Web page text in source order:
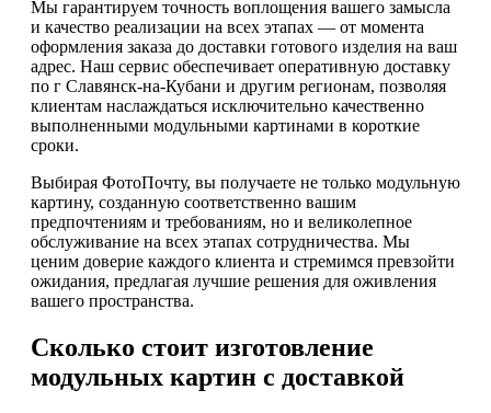
Мы гарантируем точность воплощения вашего замысла
и качество реализации на всех этапах — от момента
оформления заказа до доставки готового изделия на ваш
адрес. Наш сервис обеспечивает оперативную доставку
по г Славянск-на-Кубани и другим регионам, позволяя
клиентам наслаждаться исключительно качественно
выполненными модульными картинами в короткие
сроки.
Выбирая ФотоПочту, вы получаете не только модульную
картину, созданную соответственно вашим
предпочтениям и требованиям, но и великолепное
обслуживание на всех этапах сотрудничества. Мы
ценим доверие каждого клиента и стремимся превзойти
ожидания, предлагая лучшие решения для оживления
вашего пространства.
Сколько стоит изготовление
модульных картин с доставкой